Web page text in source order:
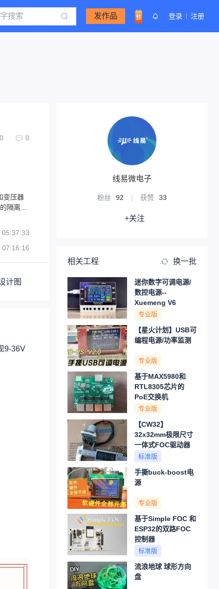
发作品 登录 注册
0 0
变压器
隔离稳
计图
9-36V
线易微电子
粉丝 92 | 获赞 33
+关注
相关工程 换一批
迷你数字可调电源/
数控电源--
Xuemeng V6
专业版
【星火计划】USB可
编程电源/功率监测
专业版
基于MAX5980和
RTL8305芯片的
PoE交换机
专业版
【CW32】
32x32mm极限尺寸
一体式FOC驱动器
标准版
手撕buck-boost电
源
专业版
基于Simple FOC 和
ESP32的双路FOC
控制器
标准版
流浪地球 球形方向
盘